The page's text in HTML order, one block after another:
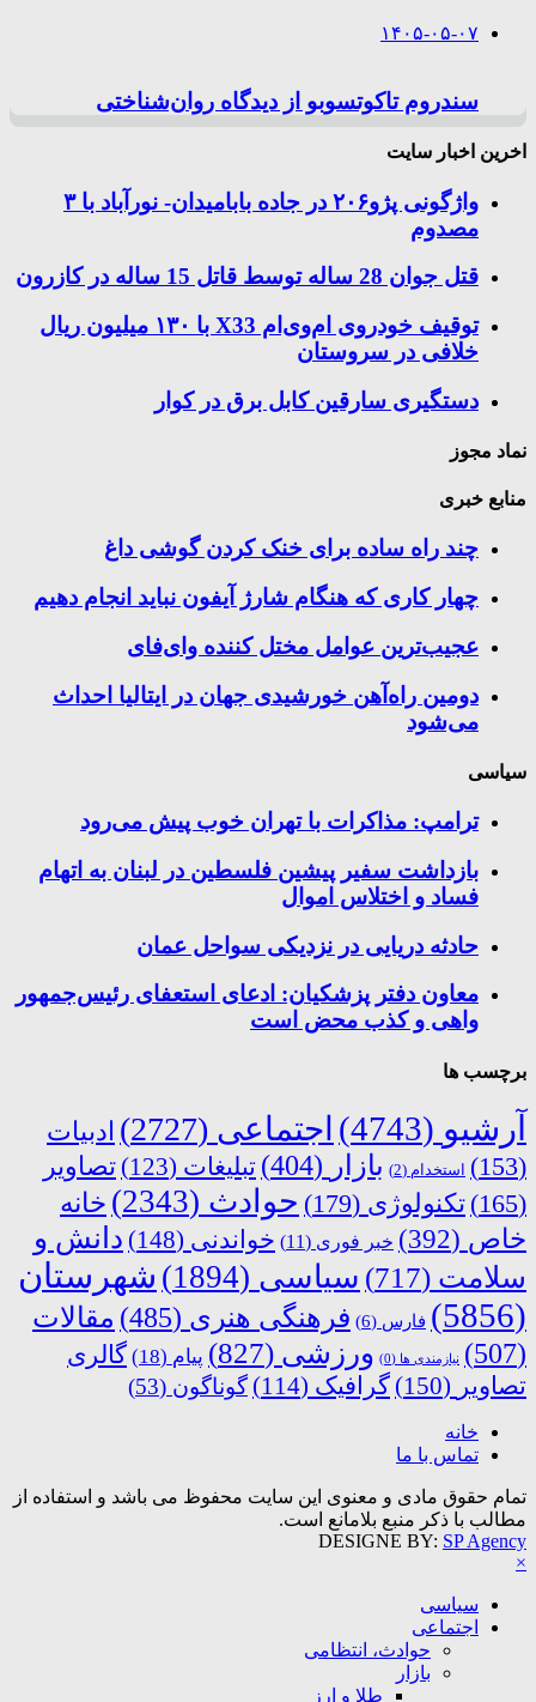
۱۴۰۵-۰۵-۰۷
سندروم تاکوتسوبو از دیدگاه روان‌شناختی
اخرین اخبار سایت
واژگونی پژو۲۰۶ در جاده بابامیدان- نورآباد با ۳
مصدوم
قتل جوان 28 ساله توسط قاتل 15 ساله در کازرون
توقیف خودروی ام‌وی‌ام X33 با ۱۳۰ میلیون ریال
خلافی در سروستان
دستگیری سارقین کابل برق در کوار
نماد مجوز
منابع خبری
چند راه‌ ساده برای خنک کردن گوشی داغ
چهار کاری که هنگام شارژ آیفون نباید انجام دهیم
عجیب‌ترین عوامل مختل کننده وای‌فای
دومین راه‌آهن خورشیدی جهان در ایتالیا احداث
می‌شود
سیاسی
ترامپ: مذاکرات با تهران خوب پیش می‌رود
بازداشت سفیر پیشین فلسطین در لبنان به اتهام
فساد و اختلاس اموال
حادثه دریایی در نزدیکی سواحل عمان
معاون دفتر پزشکیان: ادعای استعفای رئیس‌جمهور
واهی و کذب محض است
برچسب ها
آرشیو (4743) اجتماعی (2727)
ادبیات
(153)
استخدام (2) بازار (404) تبلیغات (123)
تصاویر
(165)
تکنولوژی (179) حوادث (2343)
خانه
خاص (392) خبر فوری (11) خواندنی (148)
دانش و
سلامت (717) سیاسی (1894)
شهرستان
(5856)
فارس (6) فرهنگی هنری (485)
مقالات
(507)
نیازمندی ها (0) ورزشی (827) پیام (18)
گالری
تصاویر (150) گرافیک (114) گوناگون (53)
خانه
تماس با ما
تمام حقوق مادی و معنوی این سایت محفوظ می باشد و استفاده از
مطالب با ذکر منبع بلامانع است.
DESIGNE BY: SP Agency
×
سیاسی
اجتماعی
حوادث، انتظامی
بازار
طلا و ارز